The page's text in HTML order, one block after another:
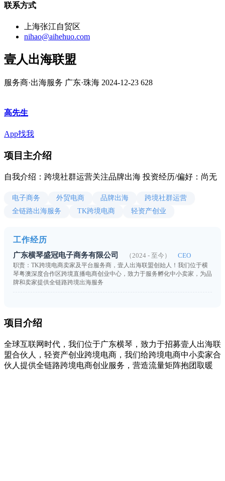
联系方式
上海张江自贸区
nihao@aihehuo.com
壹人出海联盟
服务商·出海服务 广东·珠海 2024-12-23 628
高先生
App找我
项目主介绍
自我介绍：跨境社群运营关注品牌出海 投资经历/偏好：尚无
电子商务 外贸电商 品牌出海
跨境社群运营
全链路出海服务
TK跨境电商 轻资产创业
工作经历
广东横琴盛冠电子商务有限公司 （2024 - 至今） CEO
职责：TK跨境电商卖家及平台服务商，壹人出海联盟创始人！我们位于横
琴粤澳深度合作区跨境直播电商创业中心，致力于服务孵化中小卖家，为品
牌和卖家提供全链路跨境出海服务
项目介绍
全球互联网时代，我们位于广东横琴，致力于招募壹人出海联
盟合伙人，轻资产创业跨境电商，我们给跨境电商中小卖家合
伙人提供全链路跨境电商创业服务，营造流量矩阵抱团取暖